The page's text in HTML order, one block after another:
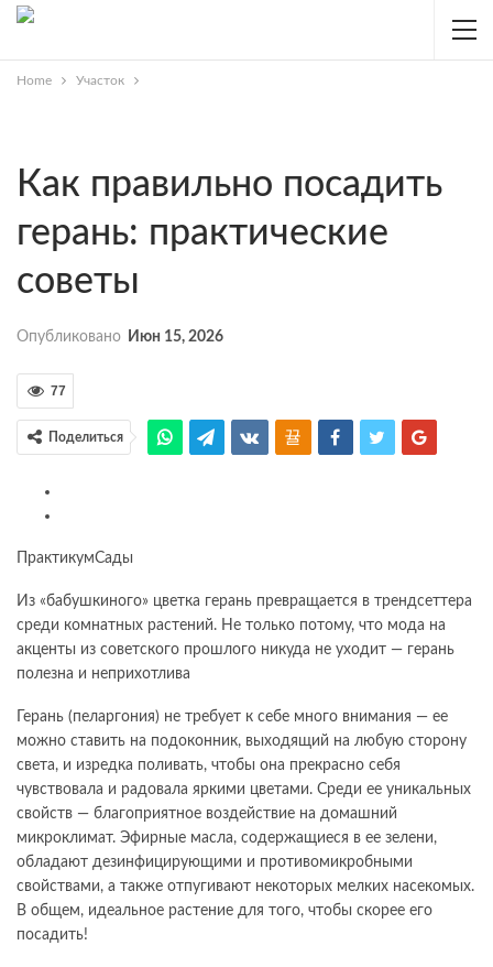
Home Участок
Как правильно посадить
герань: практические
советы
Опубликовано Июн 15, 2026
77
Поделиться
ПрактикумСады
Из «бабушкиного» цветка герань превращается в трендсеттера
среди комнатных растений. Не только потому, что мода на
акценты из советского прошлого никуда не уходит — герань
полезна и неприхотлива
Герань (пеларгония) не требует к себе много внимания — ее
можно ставить на подоконник, выходящий на любую сторону
света, и изредка поливать, чтобы она прекрасно себя
чувствовала и радовала яркими цветами. Среди ее уникальных
свойств — благоприятное воздействие на домашний
микроклимат. Эфирные масла, содержащиеся в ее зелени,
обладают дезинфицирующими и противомикробными
свойствами, а также отпугивают некоторых мелких насекомых.
В общем, идеальное растение для того, чтобы скорее его
посадить!